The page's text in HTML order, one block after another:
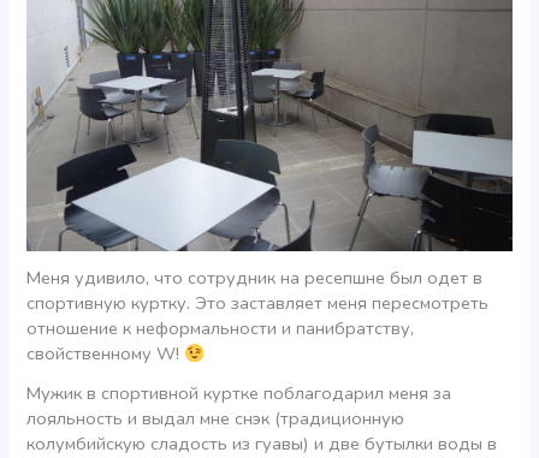
Меня удивило, что сотрудник на ресепшне был одет в
спортивную куртку. Это заставляет меня пересмотреть
отношение к неформальности и панибратству,
свойственному W!
Мужик в спортивной куртке поблагодарил меня за
лояльность и выдал мне снэк (традиционную
колумбийскую сладость из гуавы) и две бутылки воды в